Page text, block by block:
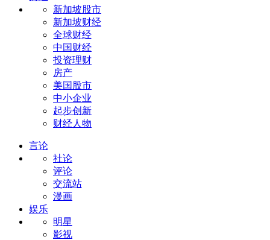
新加坡股市
新加坡财经
全球财经
中国财经
投资理财
房产
美国股市
中小企业
起步创新
财经人物
言论
社论
评论
交流站
漫画
娱乐
明星
影视